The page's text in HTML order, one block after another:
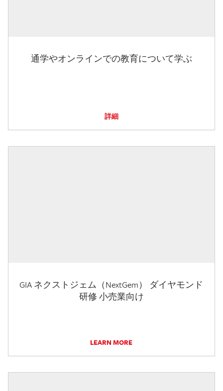
通学やオンラインでの教育について学ぶ
詳細
GIA ネクストジェム（NextGem） ダイヤモンド
研修 小売業向け
LEARN MORE